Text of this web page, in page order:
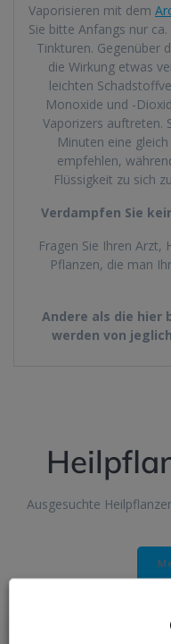
Vaporisieren mit dem
Sie bitte Anfangs nur
Tinkturen. Gegenüber
die Wirkung etwas
leichten
Monoxide und -
Vaporizers auftreten.
Minuten eine
empfehlen,
Flüssigkeit zu sich
Verdampfen Sie
Fragen Sie Ihren Arzt,
Pflanzen, die man
Andere als die hier
werden von
Ausgesuchte